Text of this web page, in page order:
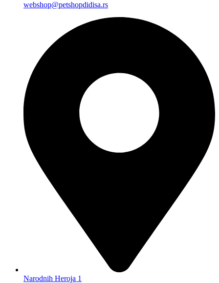
webshop@petshopdidisa.rs
Narodnih Heroja 1